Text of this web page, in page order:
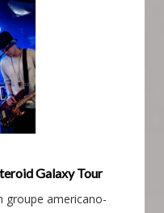
Galaxy Tour
groupe americano-